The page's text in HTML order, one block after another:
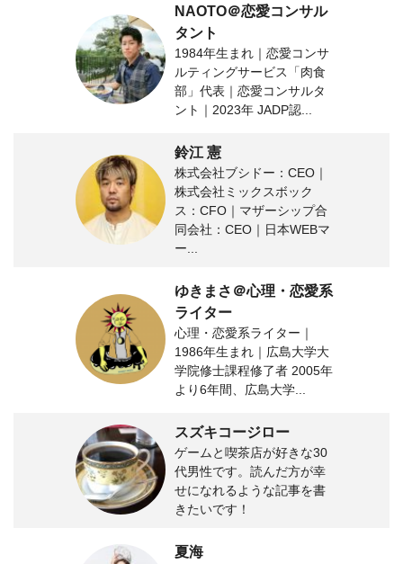
NAOTO＠恋愛コンサル
タント
1984年生まれ｜恋愛コンサ
ルティングサービス「肉食
部」代表｜恋愛コンサルタ
ント｜2023年 JADP認...
鈴江 憲
株式会社ブシドー：CEO｜
株式会社ミックスボック
ス：CFO｜マザーシップ合
同会社：CEO｜日本WEBマ
ー...
ゆきまさ＠心理・恋愛系
ライター
心理・恋愛系ライター｜
1986年生まれ｜広島大学大
学院修士課程修了者 2005年
より6年間、広島大学...
スズキコージロー
ゲームと喫茶店が好きな30
代男性です。読んだ方が幸
せになれるような記事を書
きたいです！
夏海